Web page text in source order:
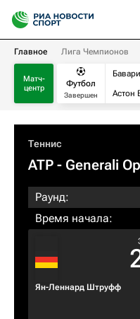
Главное Лига Чемпионов
Матч-
центр
Футбол
Завершен
Астон
Теннис
ATP - Generali
Раунд:
Время начала:
Ян-Леннард Штруфф